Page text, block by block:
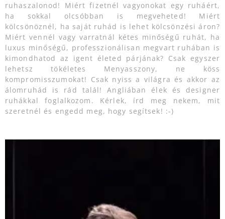
ruhaszalonod! Miért fizetnél vagyonokat egy ruháért,
ha sokkal olcsóbban is megveheted! Miért
kölcsönöznél, ha saját ruhád is lehet kölcsönzési áron?
Miért vennél vagy varratnál kétes minőségű ruhát, ha
luxus minőségű, professzionálisan megvart ruhában is
kimondhatod az igent életed párjának? Csak egyszer
lehetsz tökéletes Menyasszony, ne köss
kompromisszumokat! Csak nyiss a világra és akkor az
álomruhád is rád talál! Angliában élek és designer
ruhákkal foglalkozom. Kérlek, írd meg nekem, mit
szeretnél és engedd meg, hogy segítsek! :-)